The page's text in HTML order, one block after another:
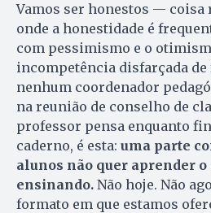
Vamos ser honestos — coisa
onde a honestidade é
com pessimismo e o
incompetência disfarçada de
nenhum coordenador
na reunião de conselho de
professor pensa enquanto
caderno, é esta: uma parte
alunos não quer aprender o
ensinando. Não hoje. Não
formato em que estamos